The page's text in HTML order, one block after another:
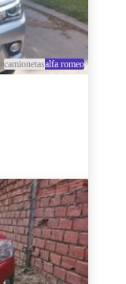
camionetasalfa romeo